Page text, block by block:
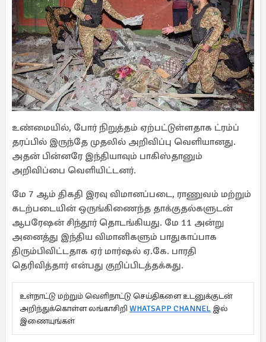
உண்மையில், போர் நிறுத்தம் ஏற்பட்டுள்ளதாக ட்ரம்ப்
தரப்பில் இருந்தே முதலில் அறிவிப்பு வெளியானது.
அதன் பின்னரே இந்தியாவும் பாகிஸ்தானும்
அறிவிப்பை வெளியிட்டனர்.
மே 7 ஆம் திகதி இரவு விமானப்படை, ராணுவம் மற்றும்
கடற்படையின் ஒருங்கிணைந்த தாக்குதல்களுடன்
ஆபரேஷன் சிந்தூர் தொடங்கியது. மே 11 அன்று
அனைத்து இந்திய விமானிகளும் பாதுகாப்பாக
திரும்பிவிட்டதாக ஏர் மார்ஷல் ஏ.கே. பாரதி
தெரிவித்தார் என்பது குறிப்பிடத்தக்கது.
உள்நாட்டு மற்றும் வெளிநாட்டு செய்திகளை உடனுக்குடன்
அறிந்துக்கொள்ள லங்காசிறி WHATSAPP CHANNEL இல்
இணையுங்கள்